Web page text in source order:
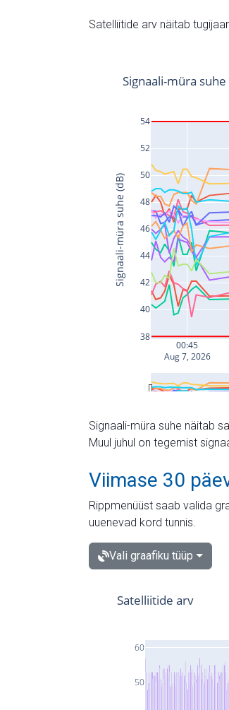
Satelliitide arv näitab
Signaali-müra suhe näitab
Muul juhul on tegemist
Viimase 30
Rippmenüüst saab valida
uuenevad kord tunnis.
Vali graafiku tüüp
50
60
Satelliitide arv